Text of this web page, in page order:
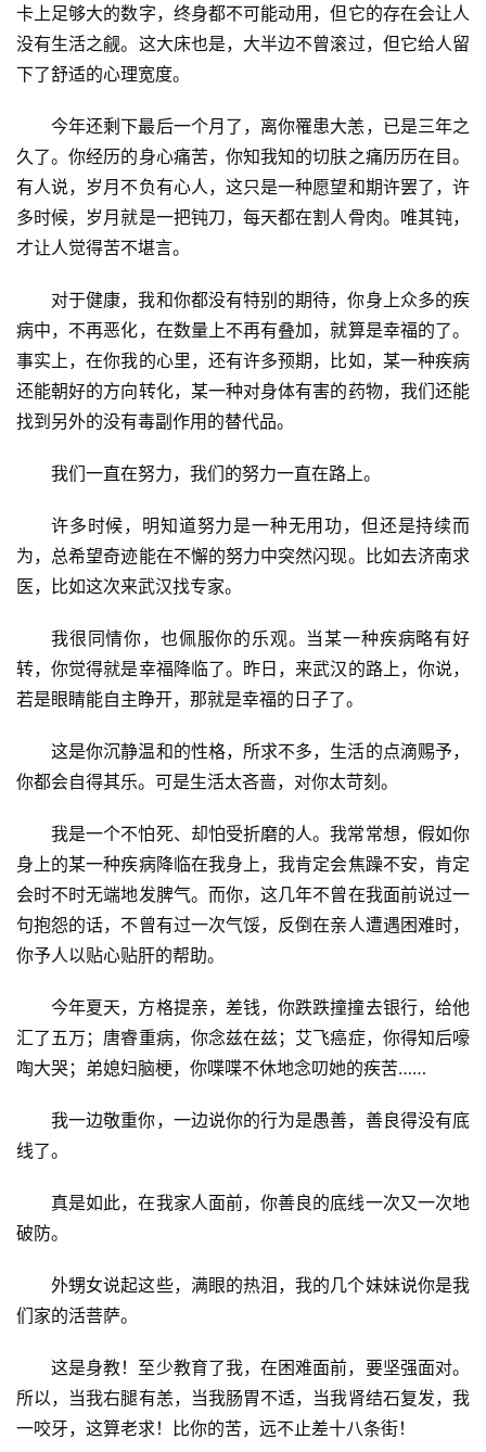
页
化
卡上足够大的数字，终身都不可能动用，但它的存在会让人
没有生活之觎。这大床也是，大半边不曾滚过，但它给人留
下了舒适的心理宽度。
今年还剩下最后一个月了，离你罹患大恙，已是三年之
久了。你经历的身心痛苦，你知我知的切肤之痛历历在目。
有人说，岁月不负有心人，这只是一种愿望和期许罢了，许
多时候，岁月就是一把钝刀，每天都在割人骨肉。唯其钝，
才让人觉得苦不堪言。
对于健康，我和你都没有特别的期待，你身上众多的疾
病中，不再恶化，在数量上不再有叠加，就算是幸福的了。
事实上，在你我的心里，还有许多预期，比如，某一种疾病
还能朝好的方向转化，某一种对身体有害的药物，我们还能
找到另外的没有毒副作用的替代品。
我们一直在努力，我们的努力一直在路上。
许多时候，明知道努力是一种无用功，但还是持续而
为，总希望奇迹能在不懈的努力中突然闪现。比如去济南求
医，比如这次来武汉找专家。
我很同情你，也佩服你的乐观。当某一种疾病略有好
转，你觉得就是幸福降临了。昨日，来武汉的路上，你说，
若是眼睛能自主睁开，那就是幸福的日子了。
这是你沉静温和的性格，所求不多，生活的点滴赐予，
你都会自得其乐。可是生活太吝啬，对你太苛刻。
我是一个不怕死、却怕受折磨的人。我常常想，假如你
身上的某一种疾病降临在我身上，我肯定会焦躁不安，肯定
会时不时无端地发脾气。而你，这几年不曾在我面前说过一
句抱怨的话，不曾有过一次气馁，反倒在亲人遭遇困难时，
你予人以贴心贴肝的帮助。
今年夏天，方格提亲，差钱，你跌跌撞撞去银行，给他
汇了五万；唐睿重病，你念兹在兹；艾飞癌症，你得知后嚎
啕大哭；弟媳妇脑梗，你喋喋不休地念叨她的疾苦……
我一边敬重你，一边说你的行为是愚善，善良得没有底
线了。
真是如此，在我家人面前，你善良的底线一次又一次地
破防。
外甥女说起这些，满眼的热泪，我的几个妹妹说你是我
们家的活菩萨。
这是身教！至少教育了我，在困难面前，要坚强面对。
所以，当我右腿有恙，当我肠胃不适，当我肾结石复发，我
一咬牙，这算老求！比你的苦，远不止差十八条街！